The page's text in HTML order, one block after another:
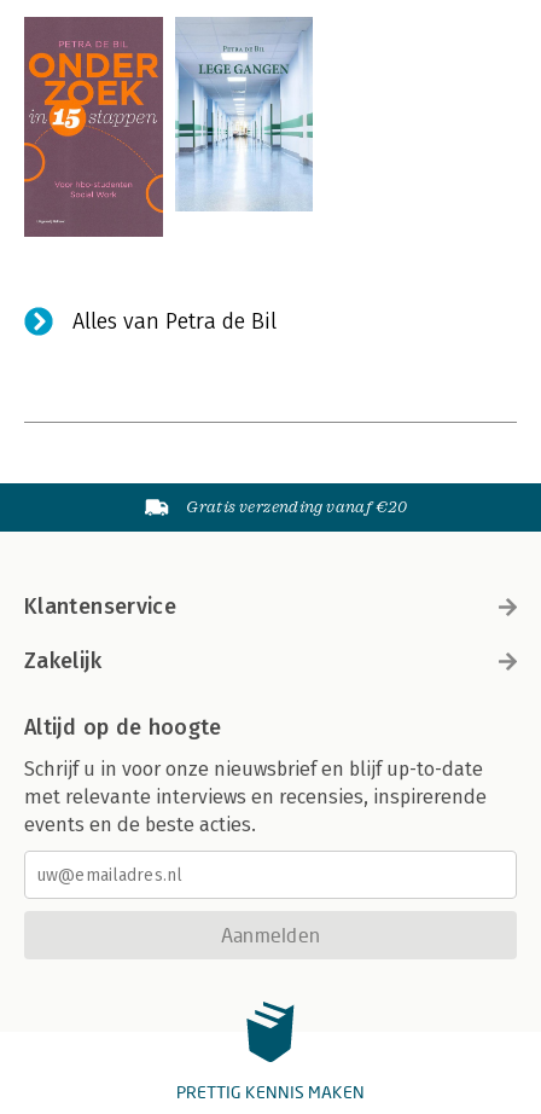
Alles van Petra de Bil
Gratis verzending vanaf €20
Klantenservice
Zakelijk
Altijd op de hoogte
Schrijf u in voor onze nieuwsbrief en blijf up-to-date
met relevante interviews en recensies, inspirerende
events en de beste acties.
Aanmelden
PRETTIG KENNIS MAKEN